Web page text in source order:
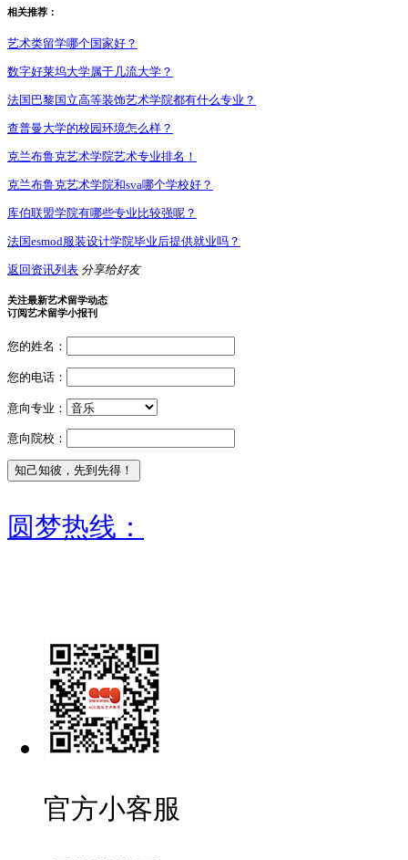
相关推荐：
艺术类留学哪个国家好？
数字好莱坞大学属于几流大学？
法国巴黎国立高等装饰艺术学院都有什么专业？
查普曼大学的校园环境怎么样？
克兰布鲁克艺术学院艺术专业排名！
克兰布鲁克艺术学院和sva哪个学校好？
库伯联盟学院有哪些专业比较强呢？
法国esmod服装设计学院毕业后提供就业吗？
返回资讯列表 分享给好友
关注最新艺术留学动态
订阅艺术留学小报刊
您的姓名：
您的电话：
意向专业：
意向院校：
圆梦热线：
官方小客服